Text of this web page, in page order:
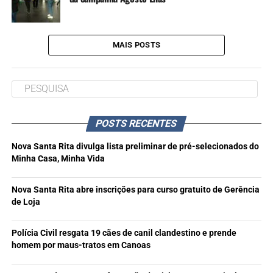
MAIS POSTS
POSTS RECENTES
Nova Santa Rita divulga lista preliminar de pré-selecionados do
Minha Casa, Minha Vida
Nova Santa Rita abre inscrições para curso gratuito de Gerência
de Loja
Polícia Civil resgata 19 cães de canil clandestino e prende
homem por maus-tratos em Canoas